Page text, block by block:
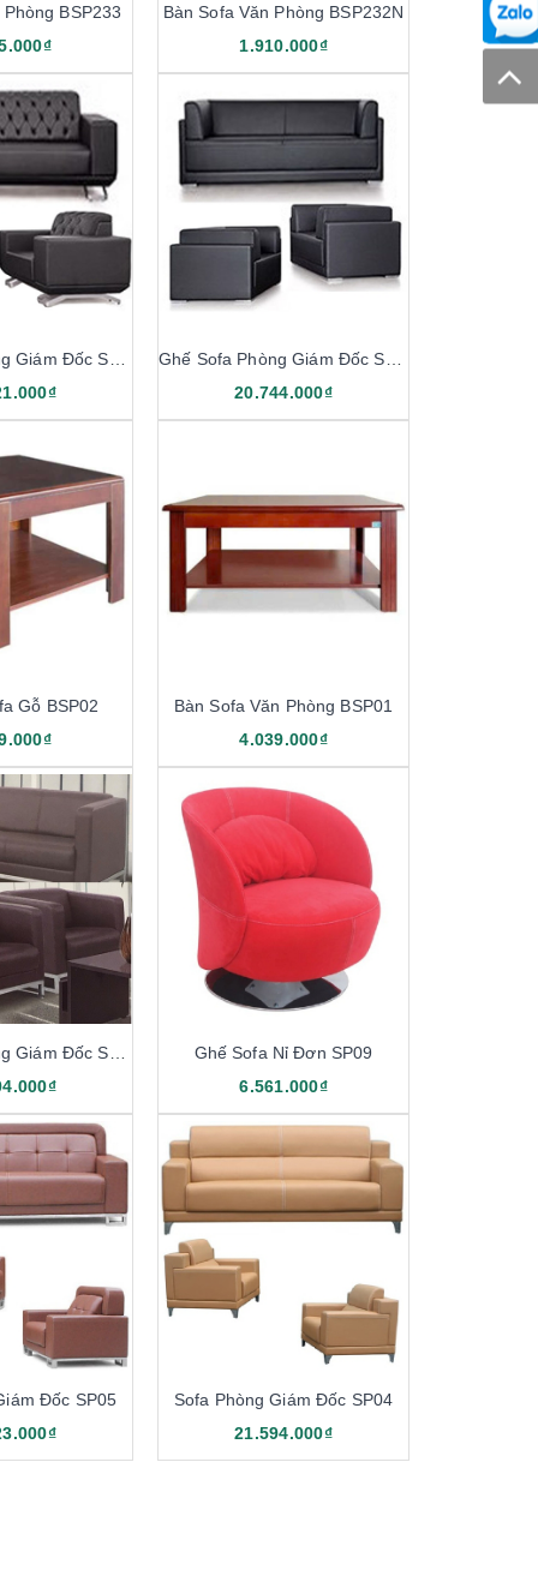
BSP233
Bàn Sofa Văn Phòng BSP232N
1.910.000₫
20.744.000₫
Gỗ BSP02
Bàn Sofa Văn Phòng BSP01
4.039.000₫
Ghế Sofa Nỉ Đơn SP09
6.561.000₫
Đốc SP05
Sofa Phòng Giám Đốc SP04
21.594.000₫